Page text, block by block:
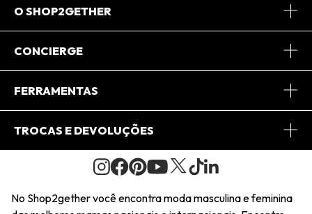
O SHOP2GETHER
Sobre Nós
Journal
CONCIERGE
Central de Relacionamento
Regulamento e Promoções
FERRAMENTAS
Minha Conta
Pedido de Presente
Wishlist
TROCAS E DEVOLUÇÕES
Condições Gerais
Troca Fácil
No Shop2gether você encontra moda masculina e feminina